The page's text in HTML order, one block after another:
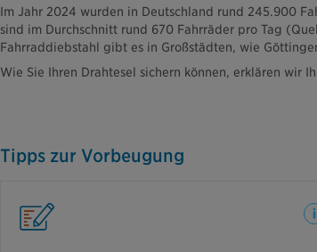
Im Jahr 2024 wurden in Deutschland rund 245.900
sind im Durchschnitt rund 670 Fahrräder pro Tag
Fahrraddiebstahl gibt es in Großstädten, wie
Wie Sie Ihren Drahtesel sichern können, erklären wir
Tipps zur Vorbeugung
Nutzen Sie die Möglichkeit der
sofern diese an Ihrem Wohnort angeboten